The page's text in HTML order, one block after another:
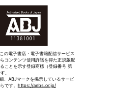
の電子書店・電子書籍配信サービス
コンテンツ使用許諾を得た正規版配
ことを示す登録商標（登録番号 第
。
、ABJマークを掲示しているサービ
です。 https://aebs.or.jp/